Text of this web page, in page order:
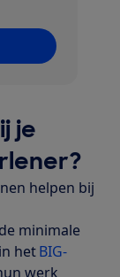
je
helpen bij
minimale
hetBIG-
werk